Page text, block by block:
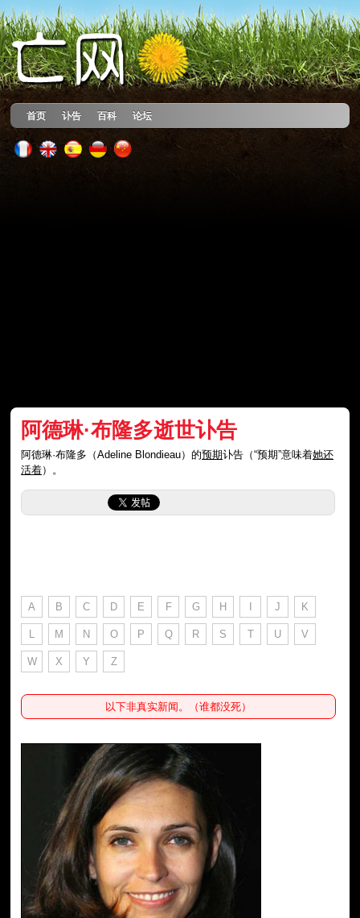
首页 讣告 百科 论坛
阿德琳·布隆多逝世讣告
阿德琳·布隆多（Adeline Blondieau）的预期讣告（“预期”意味着她还
活着）。
A B C D E F G H I J K
L M N O P Q R S T U V
W X Y Z
以下非真实新闻。（谁都没死）